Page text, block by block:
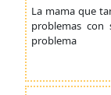
La mama que
problemas
problema